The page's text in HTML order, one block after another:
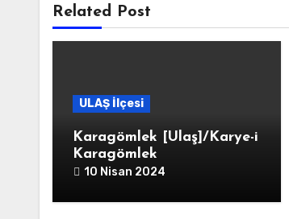
Related Post
ULAŞ İlçesi
Karagömlek [Ulaş]/Karye-i
Karagömlek
10 Nisan 2024